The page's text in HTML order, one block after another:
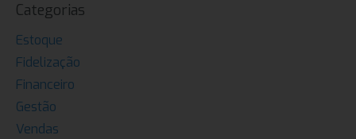
Categorias
Estoque
Fidelização
Financeiro
Gestão
Vendas